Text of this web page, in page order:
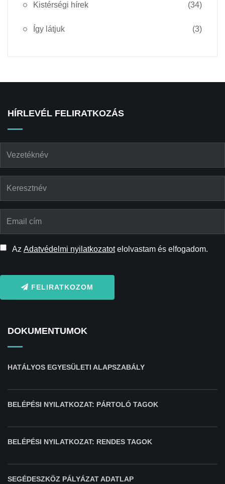
Kistérségi hírek (34)
Így látjuk (3)
HÍRLEVÉL FELIRATKOZÁS
Az Adatvédelmi nyilatkozatotelolvastam és elfogadom.
FELIRATKOZOM
DOKUMENTUMOK
HATÁLYOS EGYESÜLETI ALAPSZABÁLY
BELÉPÉSI NYILATKOZAT: PÁRTOLÓ TAGOK
BELÉPÉSI NYILATKOZAT: RENDES TAGOK
SEGÉDESZKÖZ PÁLYÁZAT ADATLAP